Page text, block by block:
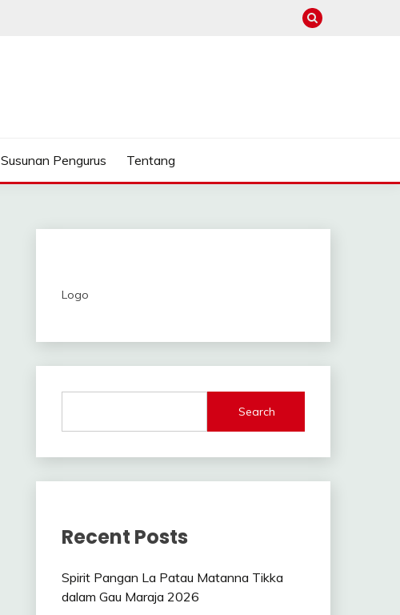
Susunan Pengurus Tentang
Logo
Search
Recent Posts
Spirit Pangan La Patau Matanna Tikka
dalam Gau Maraja 2026